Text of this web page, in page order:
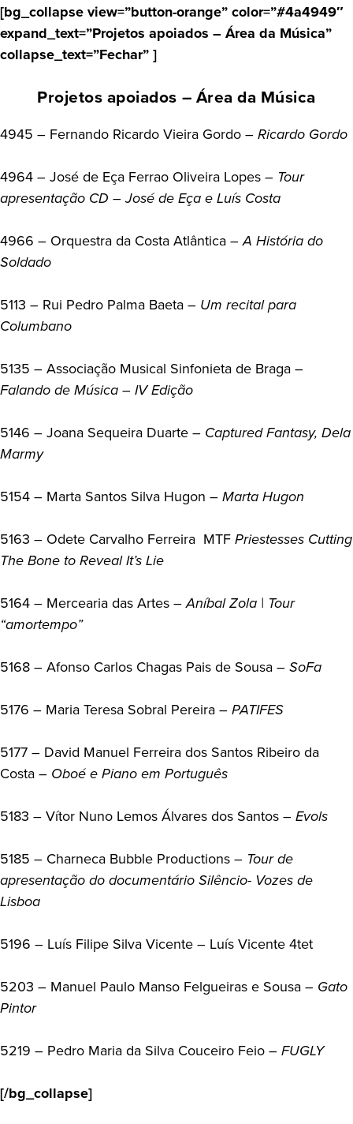
[bg_collapse view=”button-orange” color=”#4a4949″
expand_text=”Projetos apoiados – Área da Música”
collapse_text=”Fechar” ]
Projetos apoiados – Área da Música
4945 – Fernando Ricardo Vieira Gordo –Ricardo Gordo
4964 – José de Eça Ferrao Oliveira Lopes – Tour
apresentação CD – José de Eça e Luís Costa
4966 – Orquestra da Costa Atlântica –A História do
Soldado
5113 – Rui Pedro Palma Baeta – Um recital para
Columbano
5135 – Associação Musical Sinfonieta de Braga –
Falando de Música – IV Edição
5146 – Joana Sequeira Duarte – Captured Fantasy, Dela
Marmy
5154 – Marta Santos Silva Hugon –Marta Hugon
5163 – Odete Carvalho Ferreira MTFPriestesses Cutting
The Bone to Reveal It’s Lie
5164 – Mercearia das Artes –Aníbal Zola | Tour
“amortempo”
5168 – Afonso Carlos Chagas Pais de Sousa –SoFa
5176 – Maria Teresa Sobral Pereira –PATIFES
5177 – David Manuel Ferreira dos Santos Ribeiro da
Costa – Oboé e Piano em Português
5183 – Vítor Nuno Lemos Álvares dos Santos –Evols
5185 – Charneca Bubble Productions – Tour de
apresentação do documentário Silêncio- Vozes de
Lisboa
5196 – Luís Filipe Silva Vicente – Luís Vicente 4tet
5203 – Manuel Paulo Manso Felgueiras e Sousa – Gato
Pintor
5219 – Pedro Maria da Silva Couceiro Feio –FUGLY
[/bg_collapse]